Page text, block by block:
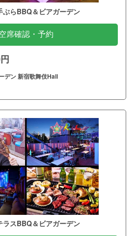
ぶらBBQ＆ビアガーデン
席確認・予約
デン 新宿歌舞伎Hall
ラスBBQ＆ビアガーデン